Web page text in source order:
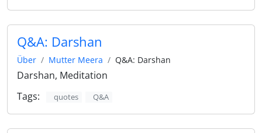
Q&A: Darshan
Über Mutter Meera Q&A: Darshan
Darshan, Meditation
Tags:
quotes Q&A